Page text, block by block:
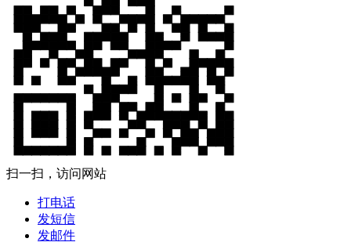
扫一扫，访问网站
打电话
发短信
发邮件